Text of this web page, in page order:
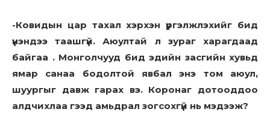
-Ковидын цар тахал хэрхэн үргэлжлэхийг бид
үнэндээ таашгүй. Аюултай л зураг харагдаад
байгаа . Монголчууд бид эдийн засгийн хувьд
ямар санаа бодолтой явбал энэ том аюул,
шуургыг давж гарах вэ. Коронаг дотооддоо
алдчихлаа гээд амьдрал зогсохгүй нь мэдээж?